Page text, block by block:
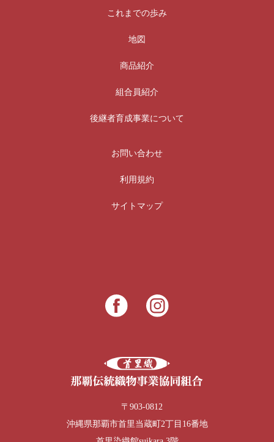
これまでの歩み
地図
商品紹介
組合員紹介
後継者育成事業について
お問い合わせ
利用規約
サイトマップ
〒903-0812
沖縄県那覇市首里当蔵町2丁目16番地